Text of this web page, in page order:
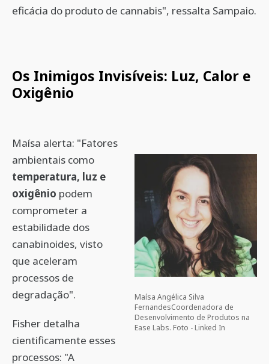
eficácia do produto de cannabis", ressalta Sampaio.
Os Inimigos Invisíveis: Luz, Calor e
Oxigênio
Maísa Angélica Silva
FernandesCoordenadora de
Desenvolvimento de Produtos na
Ease Labs. Foto - Linked In
Maísa alerta: "Fatores
ambientais como
temperatura, luz e
oxigênio podem
comprometer a
estabilidade dos
canabinoides, visto
que aceleram
processos de
degradação".
Fisher detalha
cientificamente esses
processos: "A